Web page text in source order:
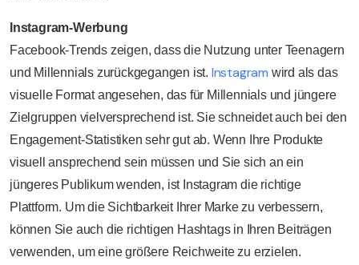
Instagram-Werbung
Facebook-Trends zeigen, dass die Nutzung unter Teenagern
und Millennials zurückgegangen ist. Instagram wird als das
visuelle Format angesehen, das für Millennials und jüngere
Zielgruppen vielversprechend ist. Sie schneidet auch bei den
Engagement-Statistiken sehr gut ab. Wenn Ihre Produkte
visuell ansprechend sein müssen und Sie sich an ein
jüngeres Publikum wenden, ist Instagram die richtige
Plattform. Um die Sichtbarkeit Ihrer Marke zu verbessern,
können Sie auch die richtigen Hashtags in Ihren Beiträgen
verwenden, um eine größere Reichweite zu erzielen.